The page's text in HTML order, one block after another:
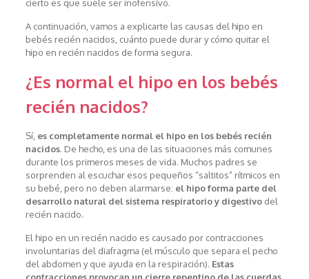
cierto es que suele ser inofensivo.
A continuación, vamos a explicarte las causas del hipo en
bebés recién nacidos, cuánto puede durar y cómo quitar el
hipo en recién nacidos de forma segura.
¿Es normal el hipo en los bebés
recién nacidos?
Sí, es completamente normal el hipo en los bebés recién
nacidos. De hecho, es una de las situaciones más comunes
durante los primeros meses de vida. Muchos padres se
sorprenden al escuchar esos pequeños “saltitos” rítmicos en
su bebé, pero no deben alarmarse: el hipo forma parte del
desarrollo natural del sistema respiratorio y digestivodel
recién nacido.
El hipo en un recién nacido es causado por contracciones
involuntarias del diafragma (el músculo que separa el pecho
del abdomen y que ayuda en la respiración). Estas
contracciones provocan un cierre repentino de las cuerdas